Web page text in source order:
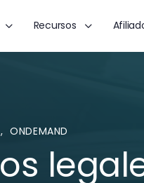
Recursos
, ONDEMAND